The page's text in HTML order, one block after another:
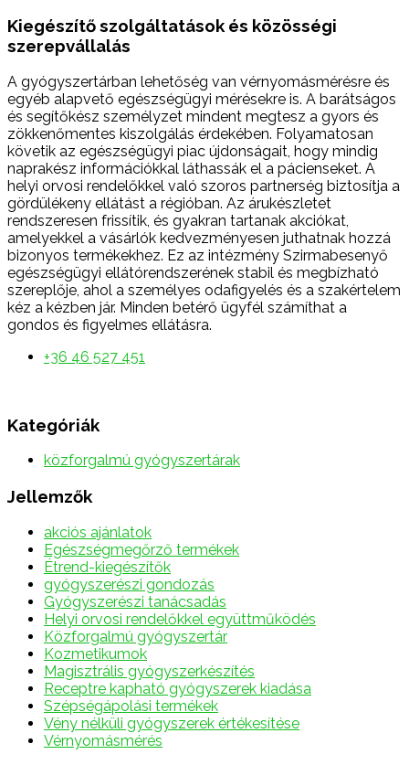
Kiegészítő szolgáltatások és közösségi
szerepvállalás
A gyógyszertárban lehetőség van vérnyomásmérésre és
egyéb alapvető egészségügyi mérésekre is. A barátságos
és segítőkész személyzet mindent megtesz a gyors és
zökkenőmentes kiszolgálás érdekében. Folyamatosan
követik az egészségügyi piac újdonságait, hogy mindig
naprakész információkkal láthassák el a pácienseket. A
helyi orvosi rendelőkkel való szoros partnerség biztosítja a
gördülékeny ellátást a régióban. Az árukészletet
rendszeresen frissítik, és gyakran tartanak akciókat,
amelyekkel a vásárlók kedvezményesen juthatnak hozzá
bizonyos termékekhez. Ez az intézmény Szirmabesenyő
egészségügyi ellátórendszerének stabil és megbízható
szereplője, ahol a személyes odafigyelés és a szakértelem
kéz a kézben jár. Minden betérő ügyfél számíthat a
gondos és figyelmes ellátásra.
+36 46 527 451
Kategóriák
közforgalmú gyógyszertárak
Jellemzők
akciós ajánlatok
Egészségmegőrző termékek
Étrend-kiegészítők
gyógyszerészi gondozás
Gyógyszerészi tanácsadás
Helyi orvosi rendelőkkel együttműködés
Közforgalmú gyógyszertár
Kozmetikumok
Magisztrális gyógyszerkészítés
Receptre kapható gyógyszerek kiadása
Szépségápolási termékek
Vény nélküli gyógyszerek értékesítése
Vérnyomásmérés